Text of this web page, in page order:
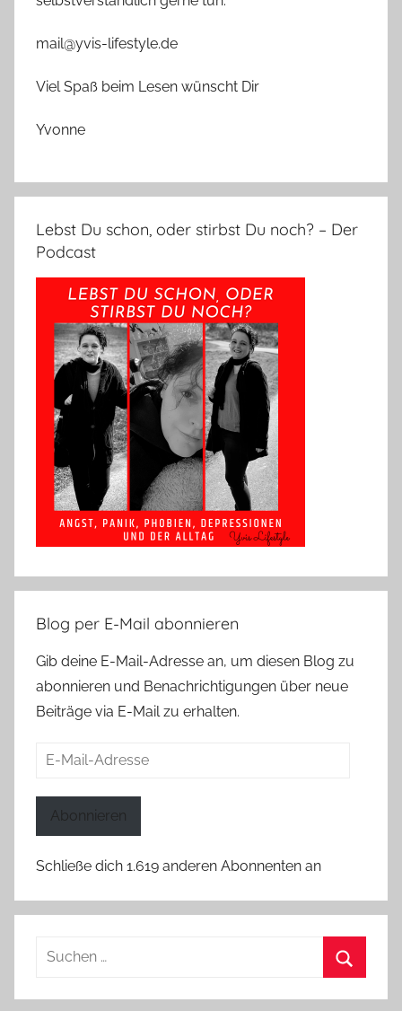
mail@yvis-lifestyle.de
Viel Spaß beim Lesen wünscht Dir
Yvonne
Lebst Du schon, oder stirbst Du noch? – Der
Podcast
Blog per E-Mail abonnieren
Gib deine E-Mail-Adresse an, um diesen Blog zu
abonnieren und Benachrichtigungen über neue
Beiträge via E-Mail zu erhalten.
E-
Abonnieren
Schließe dich 1.619 anderen Abonnenten an
Suchen